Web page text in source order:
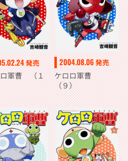
発売
軍曹 （１
2004.08.06発売
ケロロ軍曹
（９）